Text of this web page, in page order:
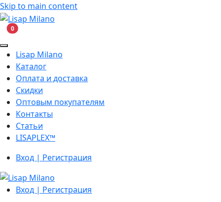
Skip to main content
0В корзину
Lisap Milano
Каталог
Оплата и доставка
Скидки
Оптовым покупателям
Контакты
Статьи
LISAPLEX™
Вход | Регистрация
Вход | Регистрация